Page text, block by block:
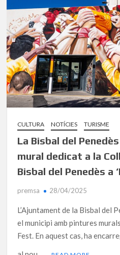
CULTURA NOTÍCIES TURISME
La Bisbal del
mural dedicat a la
Bisbal del Penedès a
premsa 28/04/2025
L’Ajuntament de la Bisbal del
el municipi amb pintures
Fest. En aquest cas, ha